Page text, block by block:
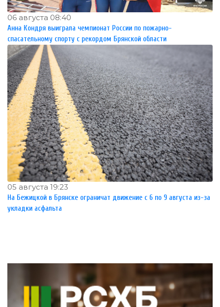
06 августа 08:40
Анна Кондря выиграла чемпионат России по пожарно-
спасательному спорту с рекордом Брянской области
05 августа 19:23
На Бежицкой в Брянске ограничат движение с 6 по 9 августа из-за
укладки асфальта